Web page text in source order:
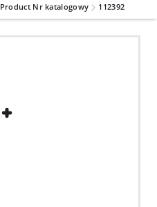
Product Nr katalogowy 112392